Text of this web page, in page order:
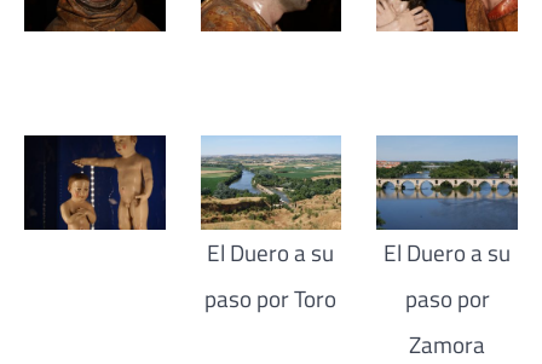
El Duero a su
paso por Toro
El Duero a su
paso por
Zamora